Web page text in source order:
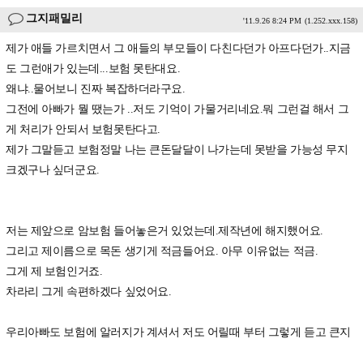
그지패밀리 '11.9.26 8:24 PM (1.252.xxx.158)
제가 애들 가르치면서 그 애들의 부모들이 다친다던가 아프다던가..지금
도 그런애가 있는데...보험 못탄대요.
왜냐..물어보니 진짜 복잡하더라구요.
그전에 아빠가 뭘 땠는가 ..저도 기억이 가물거리네요.뭐 그런걸 해서 그
게 처리가 안되서 보험못탄다고.
제가 그말듣고 보험정말 나는 큰돈달달이 나가는데 못받을 가능성 무지
크겠구나 싶더군요.
저는 제앞으로 암보험 들어놓은거 있었는데.제작년에 해지했어요.
그리고 제이름으로 목돈 생기게 적금들어요. 아무 이유없는 적금.
그게 제 보험인거죠.
차라리 그게 속편하겠다 싶었어요.
우리아빠도 보험에 알러지가 계셔서 저도 어릴때 부터 그렇게 듣고 큰지